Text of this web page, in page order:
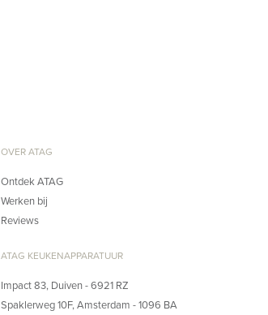
OVER ATAG
Ontdek ATAG
Werken bij
Reviews
ATAG KEUKENAPPARATUUR
Impact 83, Duiven - 6921 RZ
Spaklerweg 10F, Amsterdam - 1096 BA